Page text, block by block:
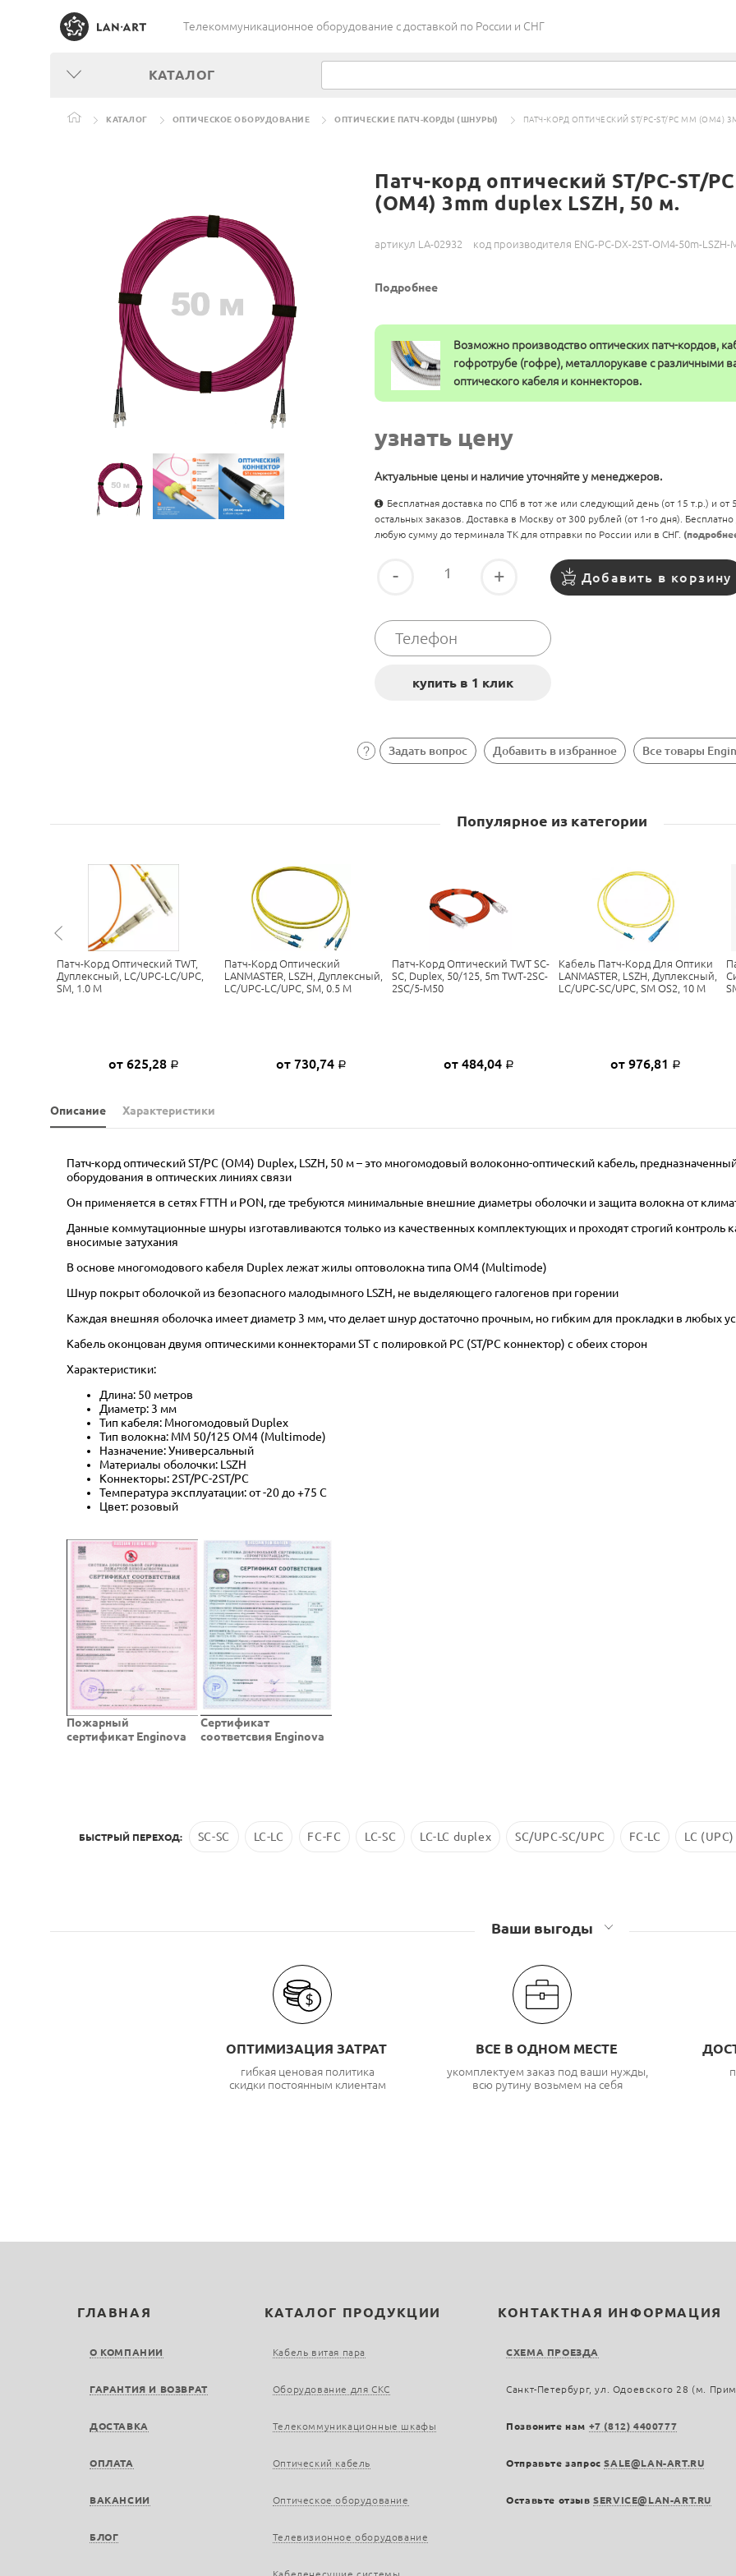
Телекоммуникационное оборудование c доставкой по России и СНГ
КАТАЛОГ
КАТАЛОГ ОПТИЧЕСКОЕ ОБОРУДОВАНИЕ ОПТИЧЕСКИЕ ПАТЧ-КОРДЫ (ШНУРЫ) ПАТЧ-КОРД ОПТИЧЕСКИЙ ST/PC-ST/PC MM (OM4)
Патч-корд оптический ST/PC-ST/
(OM4) 3mm duplex LSZH, 50 м.
артикул LA-02932 код производителя ENG-PC-DX-2ST-OM4-50m-LSZH-
Подробнее
Возможно производство оптических патч-кордов,
гофротрубе (гофре), металлорукаве с различными
оптического кабеля и коннекторов.
узнать цену
Актуальные цены и наличие уточняйте у менеджеров.
Бесплатная доставка по СПб в тот же или следующий день (от 15 т.р.) и от
остальных заказов. Доставка в Москву от 300 рублей (от 1-го дня).
любую сумму до терминала ТК для отправки по России или в СНГ.
- + Добавить в корзину
Задать вопрос Добавить в избранное Все товары
Популярное из категории
Патч-Корд Оптический TWT,
Дуплексный, LC/UPC-LC/UPC,
SM, 1.0 М
от 625,28 Р
Патч-Корд Оптический
LANMASTER, LSZH, Дуплексный,
LC/UPC-LC/UPC, SM, 0.5 М
от 730,74 Р
Патч-Корд Оптический TWT SC-
SC, Duplex, 50/125, 5m TWT-2SC-
2SC/5-M50
от 484,04 Р
Кабель Патч-Корд Для Оптики
LANMASTER, LSZH, Дуплексный,
LC/UPC-SC/UPC, SM OS2, 10 М
от 976,81 Р
Описание Характеристики
Патч-корд оптический ST/PC (OM4) Duplex, LSZH, 50 м – это многомодовый волоконно-оптический кабель,
оборудования в оптических линиях связи
Он применяется в сетях FTTH и PON, где требуются минимальные внешние диаметры оболочки и защита волокна от
Данные коммутационные шнуры изготавливаются только из качественных комплектующих и проходят строгий контроль
вносимые затухания
В основе многомодового кабеля Duplex лежат жилы оптоволокна типа OM4 (Multimode)
Шнур покрыт оболочкой из безопасного малодымного LSZH, не выделяющего галогенов при горении
Каждая внешняя оболочка имеет диаметр 3 мм, что делает шнур достаточно прочным, но гибким для прокладки в любых
Кабель оконцован двумя оптическими коннекторами ST с полировкой PC (ST/PC коннектор) с обеих сторон
Характеристики:
Длина: 50 метров
Диаметр: 3 мм
Тип кабеля: Многомодовый Duplex
Тип волокна: MM 50/125 OM4 (Multimode)
Назначение: Универсальный
Материалы оболочки: LSZH
Коннекторы: 2ST/PC-2ST/PC
Температура эксплуатации: от -20 до +75 C
Цвет: розовый
Пожарный
сертификат Enginova
Cертификат
соответсвия Enginova
БЫСТРЫЙ ПЕРЕХОД: SC-SC LC-LC FC-FC LC-SC LC-LC duplex SC/UPC-SC/UPC FC-LC LC
Ваши выгоды
ОПТИМИЗАЦИЯ ЗАТРАТ
гибкая ценовая политика
скидки постоянным клиентам
ВСЕ В ОДНОМ МЕСТЕ
укомплектуем заказ под ваши нужды,
всю рутину возьмем на себя
ГЛАВНАЯ
О КОМПАНИИ
ГАРАНТИЯ И ВОЗВРАТ
ДОСТАВКА
ОПЛАТА
ВАКАНСИИ
БЛОГ
КАТАЛОГ ПРОДУКЦИИ
Кабель витая пара
Оборудование для СКС
Телекоммуникационные шкафы
Оптический кабель
Оптическое оборудование
Телевизионное оборудование
КОНТАКТНАЯ ИНФОРМАЦИЯ
СХЕМА ПРОЕЗДА
Санкт-Петербург, ул. Одоевского 28 (м.
Позвоните нам +7 (812) 4400777
Отправьте запросSALE@LAN-ART.RU
Оставьте отзывSERVICE@LAN-ART.RU